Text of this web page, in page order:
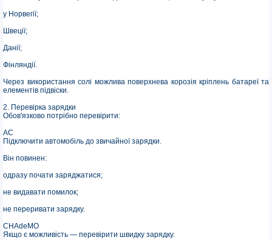
у Норвегії;
Швеції;
Данії;
Фінляндії.
Через використання солі можлива поверхнева корозія кріплень батареї та
елементів підвіски.
2. Перевірка зарядки
Обов'язково потрібно перевірити:
AC
Підключити автомобіль до звичайної зарядки.
Він повинен:
одразу почати заряджатися;
не видавати помилок;
не переривати зарядку.
CHAdeMO
Якщо є можливість — перевірити швидку зарядку.